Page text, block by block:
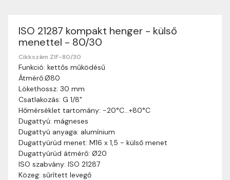
ISO 21287 kompakt henger - külső
menettel - 80/30
Cikkszám ZIF-80/30
Funkció: kettős működésű
Átmérő:Ø80
Lökethossz: 30 mm
Csatlakozás: G 1/8"
Hőmérséklet tartomány: -20°C…+80°C
Dugattyú: mágneses
Dugattyú anyaga: alumínium
Dugattyúrúd menet: M16 x 1,5 - külső menet
Dugattyúrúd átmérő: Ø20
ISO szabvány: ISO 21287
Közeg: sűrített levegő
Szállítási információk
Nagyon köszönjük, hogy webshopunkat választottátok
vásárlásaitokhoz. Az alábbiakban megtaláljátok szállítási
információinkat, hogy a vásárlásotok gördülékenyen és
zökkenőmentesen történhessen.
Szállítási idő:
munkanapon belül kézbesítjük. Amennyiben
valamilyen okból kifolyólag a szállítás hosszabb
ideig tart, előre értesítünk benneteket.
Szállítási díj: A szállítási díj függ a termék súlyától
és a szállítási cím távolságától. A pontos szállítási
díjat a vásárlás folyamata során megtekinthetitek,
mielőtt a rendelést véglegesítitek.